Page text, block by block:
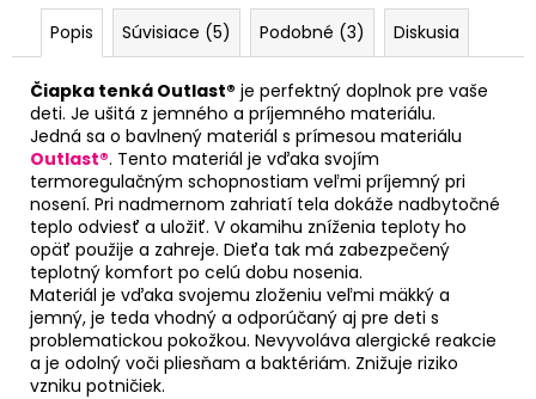
Popis Súvisiace (5) Podobné (3) Diskusia
Čiapka tenká Outlast® je perfektný doplnok pre vaše
deti. Je ušitá z jemného a príjemného materiálu.
Jedná sa o bavlnený materiál s prímesou materiálu
Outlast®. Tento materiál je vďaka svojím
termoregulačným schopnostiam veľmi príjemný pri
nosení. Pri nadmernom zahriatí tela dokáže nadbytočné
teplo odviesť a uložiť. V okamihu zníženia teploty ho
opäť použije a zahreje. Dieťa tak má zabezpečený
teplotný komfort po celú dobu nosenia.
Materiál je vďaka svojemu zloženiu veľmi mäkký a
jemný, je teda vhodný a odporúčaný aj pre deti s
problematickou pokožkou. Nevyvoláva alergické reakcie
a je odolný voči pliesňam a baktériám. Znižuje riziko
vzniku potničiek.